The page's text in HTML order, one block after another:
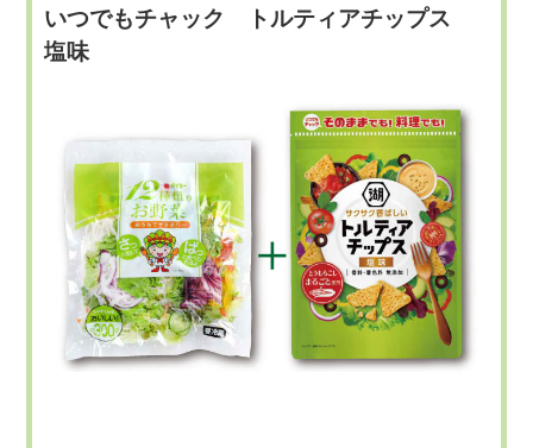
いつでもチャック トルティアチップス
塩味